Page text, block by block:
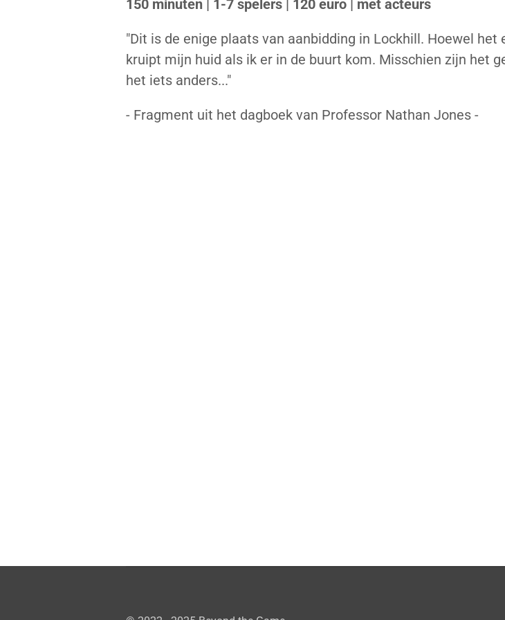
150 minuten | 1-7 spelers | 120 euro | met acteurs
"Dit is de enige plaats van aanbidding in Lockhill. Hoewel
kruipt mijn huid als ik er in de buurt kom. Misschien zijn het
het iets anders..."
- Fragment uit het dagboek van Professor Nathan Jones -